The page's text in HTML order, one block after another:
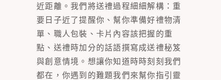
近距離。我們將送禮過程細細解構：重
要日子近了提醒你、幫你準備好禮物清
單、職人包裝、卡片內容該把握的重
點、送禮時加分的話語撰寫成送禮秘笈
與創意情境。想讓你知道時時刻刻我們
都在，你遇到的難題我們來幫你指引靈